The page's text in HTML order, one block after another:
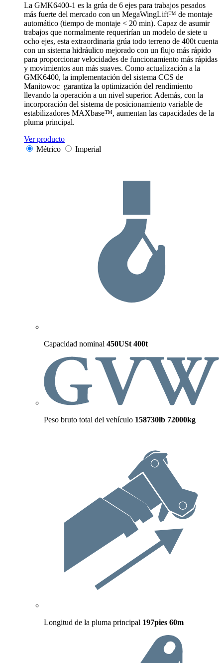
La GMK6400-1 es la grúa de 6 ejes para trabajos pesados
más fuerte del mercado con un MegaWingLift™ de montaje
automático (tiempo de montaje < 20 min). Capaz de asumir
trabajos que normalmente requerirían un modelo de siete u
ocho ejes, esta extraordinaria grúa todo terreno de 400t cuenta
con un sistema hidráulico mejorado con un flujo más rápido
para proporcionar velocidades de funcionamiento más rápidas
y movimientos aun más suaves. Como actualización a la
GMK6400, la implementación del sistema CCS de
Manitowoc garantiza la optimización del rendimiento
llevando la operación a un nivel superior. Además, con la
incorporación del sistema de posicionamiento variable de
estabilizadores MAXbase™, aumentan las capacidades de la
pluma principal.
Ver producto
Métrico
Imperial
Capacidad nominal 450USt 400t
Peso bruto total del vehículo 158730lb 72000kg
Longitud de la pluma principal 197pies 60m